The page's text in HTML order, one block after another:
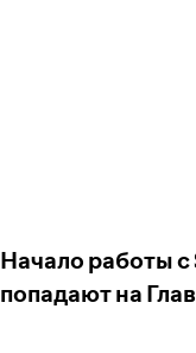
Начало работы с
попадают на